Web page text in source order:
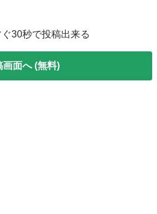
30秒で投稿出来る
画面へ (無料)